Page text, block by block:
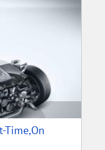
Time,On